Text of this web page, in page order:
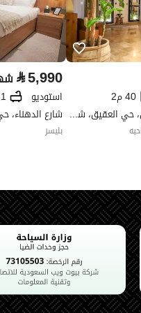
-
استراحات
جديد
12
3200
40 م2
شارع قلعة صلاح الدين، حي العقيق، شمال الرياض، الرياض
⃁5,990
استوديو 1
بليسز